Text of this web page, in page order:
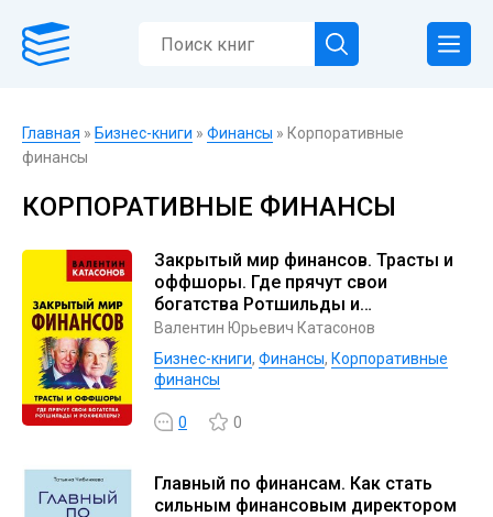
Главная » Бизнес-книги » Финансы » Корпоративные
финансы
КОРПОРАТИВНЫЕ ФИНАНСЫ
Закрытый мир финансов. Трасты и
оффшоры. Где прячут свои
богатства Ротшильды и
Рокфеллеры?
Валентин Юрьевич Катасонов
Бизнес-книги, Финансы, Корпоративные
финансы
0 0
Главный по финансам. Как стать
сильным финансовым директором